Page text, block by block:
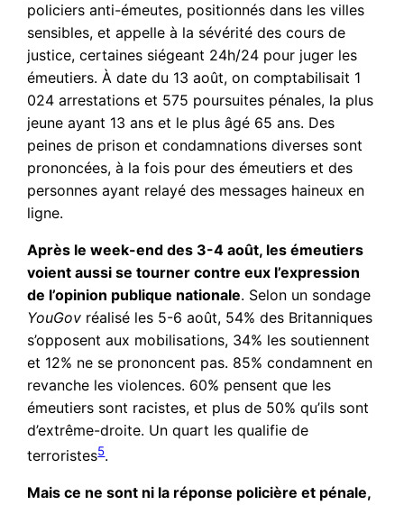
policiers anti-émeutes, positionnés dans les villes
sensibles, et appelle à la sévérité des cours de
justice, certaines siégeant 24h/24 pour juger les
émeutiers. À date du 13 août, on comptabilisait 1
024 arrestations et 575 poursuites pénales, la plus
jeune ayant 13 ans et le plus âgé 65 ans. Des
peines de prison et condamnations diverses sont
prononcées, à la fois pour des émeutiers et des
personnes ayant relayé des messages haineux en
ligne.
Après le week-end des 3-4 août, les émeutiers
voient aussi se tourner contre eux l’expression
de l’opinion publique nationale. Selon un sondage
YouGov réalisé les 5-6 août, 54% des Britanniques
s’opposent aux mobilisations, 34% les soutiennent
et 12% ne se prononcent pas. 85% condamnent en
revanche les violences. 60% pensent que les
émeutiers sont racistes, et plus de 50% qu’ils sont
d’extrême-droite. Un quart les qualifie de
terroristes5.
Mais ce ne sont ni la réponse policière et pénale,